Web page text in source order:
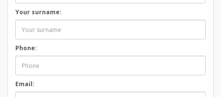
Your surname:
Phone:
Email: